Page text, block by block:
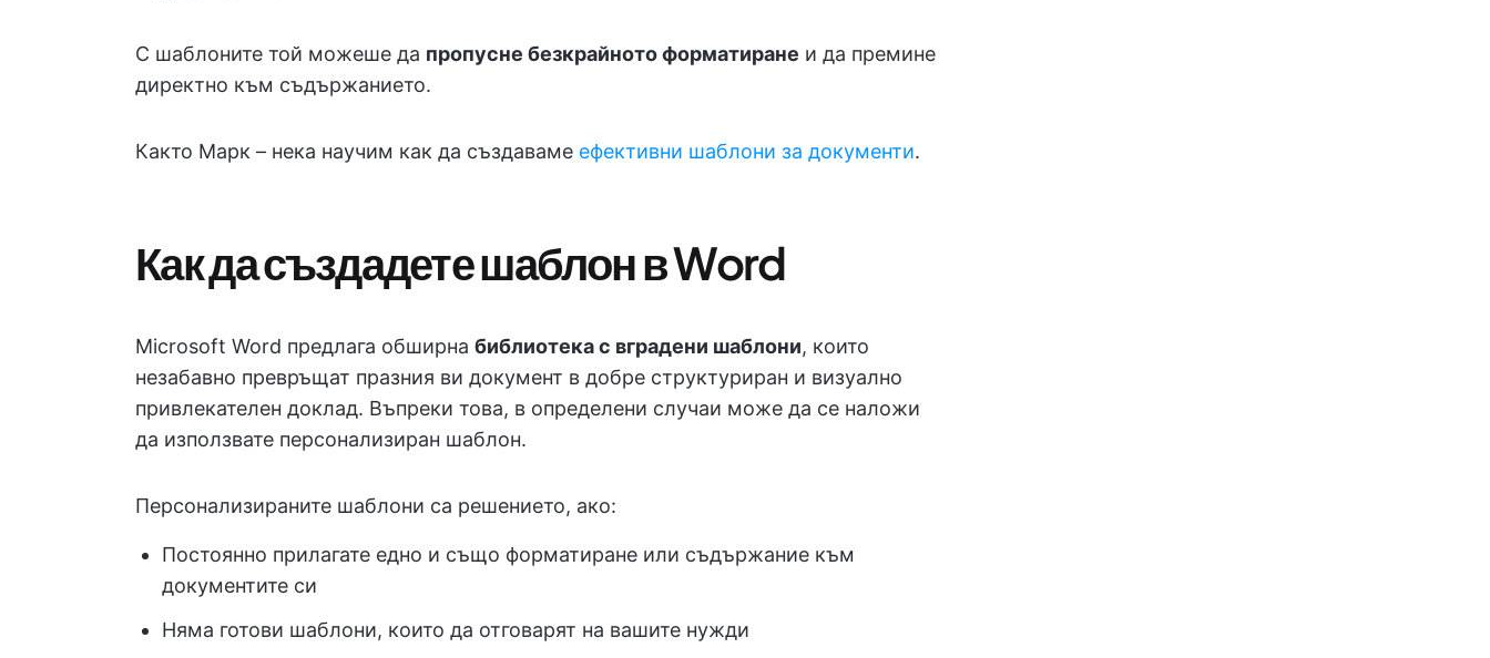
С шаблоните той можеше да пропусне безкрайното форматиране и да премине
директно към съдържанието.
Както Марк – нека научим как да създаваме ефективни шаблони за документи.
Как да създадете шаблон в Word
Microsoft Word предлага обширна библиотека с вградени шаблони, които
незабавно превръщат празния ви документ в добре структуриран и визуално
привлекателен доклад. Въпреки това, в определени случаи може да се наложи
да използвате персонализиран шаблон.
Персонализираните шаблони са решението, ако:
Постоянно прилагате едно и също форматиране или съдържание към
документите си
Няма готови шаблони, които да отговарят на вашите нужди